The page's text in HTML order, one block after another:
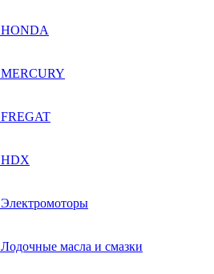
HONDA
MERCURY
FREGAT
HDX
Электромоторы
Лодочные масла и смазки